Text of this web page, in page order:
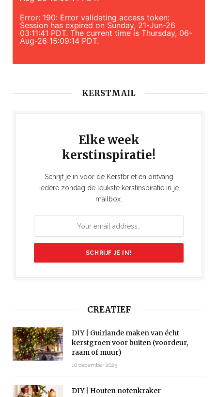
Error: 190: Error validating access token:
Session has expired on Sunday, 21-Jun-26
03:11:41 PDT. The current time is Thursday, 06-
Aug-26 15:09:14 PDT.
KERSTMAIL
Elke week
kerstinspiratie!
Schrijf je in voor de Kerstbrief en ontvang
iedere zondag de leukste kerstinspiratie in je
mailbox.
CREATIEF
DIY | Guirlande maken van écht
kerstgroen voor buiten (voordeur,
raam of muur)
10 december 2025
DIY | Houten notenkraker